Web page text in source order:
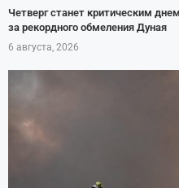
Четверг станет критическим
за рекордного обмеления Дуная
6 августа, 2026